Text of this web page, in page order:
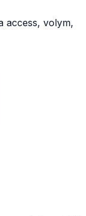
access, volym,